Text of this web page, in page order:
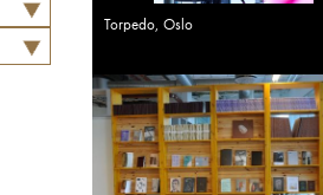
Torpedo, Oslo